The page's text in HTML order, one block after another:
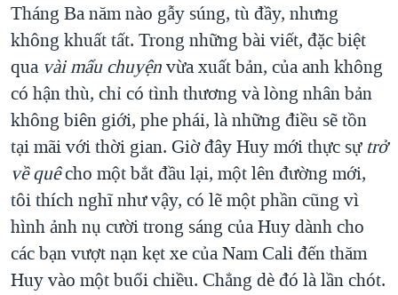
Tháng Ba năm nào gẫy súng, tù đầy, nhưng
không khuất tất. Trong những bài viết, đặc biệt
qua vài mẩu chuyệnvừa xuất bản, của anh không
có hận thù, chỉ có tình thương và lòng nhân bản
không biên giới, phe phái, là những điều sẽ tồn
tại mãi với thời gian. Giờ đây Huy mới thực sự trở
về quêcho một bắt đầu lại, một lên đường mới,
tôi thích nghĩ như vậy, có lẽ một phần cũng vì
hình ảnh nụ cười trong sáng của Huy dành cho
các bạn vượt nạn kẹt xe của Nam Cali đến thăm
Huy vào một buổi chiều. Chẳng dè đó là lần chót.